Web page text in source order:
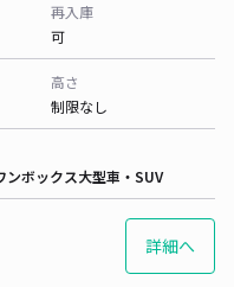
再入庫
可
高さ
制限なし
ンボックス大型車・SUV
詳細へ